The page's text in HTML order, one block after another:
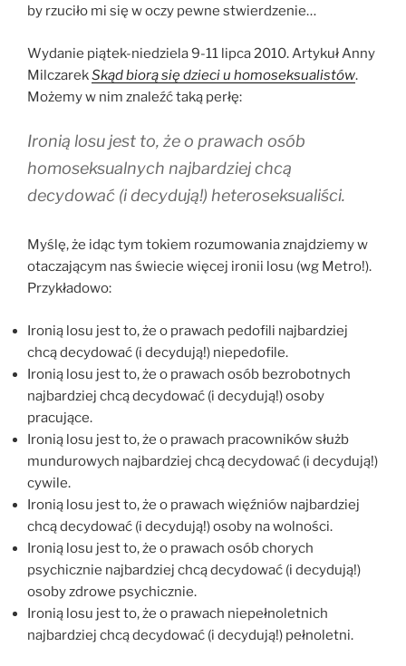
by rzuciło mi się w oczy pewne stwierdzenie…
Wydanie piątek-niedziela 9-11 lipca 2010. Artykuł Anny
MilczarekSkąd biorą się dzieci u homoseksualistów.
Możemy w nim znaleźć taką perłę:
Ironią losu jest to, że o prawach osób
homoseksualnych najbardziej chcą
decydować (i decydują!) heteroseksualiści.
Myślę, że idąc tym tokiem rozumowania znajdziemy w
otaczającym nas świecie więcej ironii losu (wg Metro!).
Przykładowo:
Ironią losu jest to, że o prawach pedofili najbardziej
chcą decydować (i decydują!) niepedofile.
Ironią losu jest to, że o prawach osób bezrobotnych
najbardziej chcą decydować (i decydują!) osoby
pracujące.
Ironią losu jest to, że o prawach pracowników służb
mundurowych najbardziej chcą decydować (i decydują!)
cywile.
Ironią losu jest to, że o prawach więźniów najbardziej
chcą decydować (i decydują!) osoby na wolności.
Ironią losu jest to, że o prawach osób chorych
psychicznie najbardziej chcą decydować (i decydują!)
osoby zdrowe psychicznie.
Ironią losu jest to, że o prawach niepełnoletnich
najbardziej chcą decydować (i decydują!) pełnoletni.